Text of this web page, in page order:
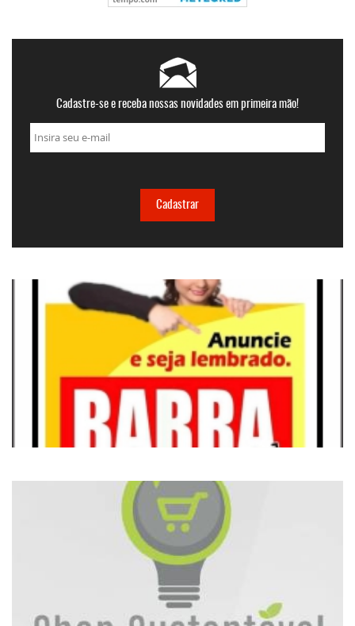
Cadastre-se e receba nossas novidades em primeira mão!